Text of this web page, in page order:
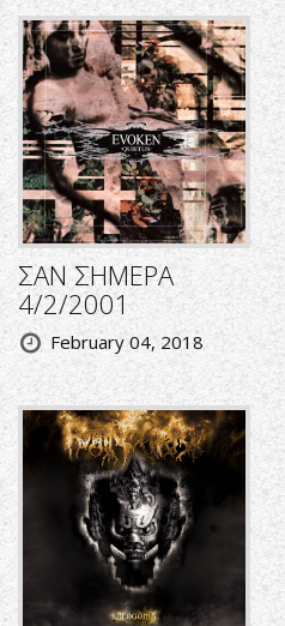
ΣΑΝ ΣΗΜΕΡΑ
4/2/2001
February 04, 2018